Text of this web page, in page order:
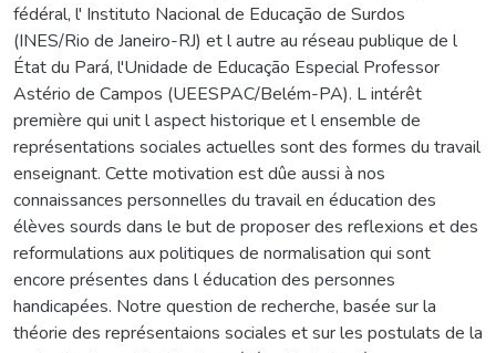
fédéral, l' Instituto Nacional de Educação de Surdos
(INES/Rio de Janeiro-RJ) et l autre au réseau publique de l
État du Pará, l'Unidade de Educação Especial Professor
Astério de Campos (UEESPAC/Belém-PA). L intérêt
première qui unit l aspect historique et l ensemble de
représentations sociales actuelles sont des formes du travail
enseignant. Cette motivation est dûe aussi à nos
connaissances personnelles du travail en éducation des
élèves sourds dans le but de proposer des reflexions et des
reformulations aux politiques de normalisation qui sont
encore présentes dans l éducation des personnes
handicapées. Notre question de recherche, basée sur la
théorie des représentaions sociales et sur les postulats de la